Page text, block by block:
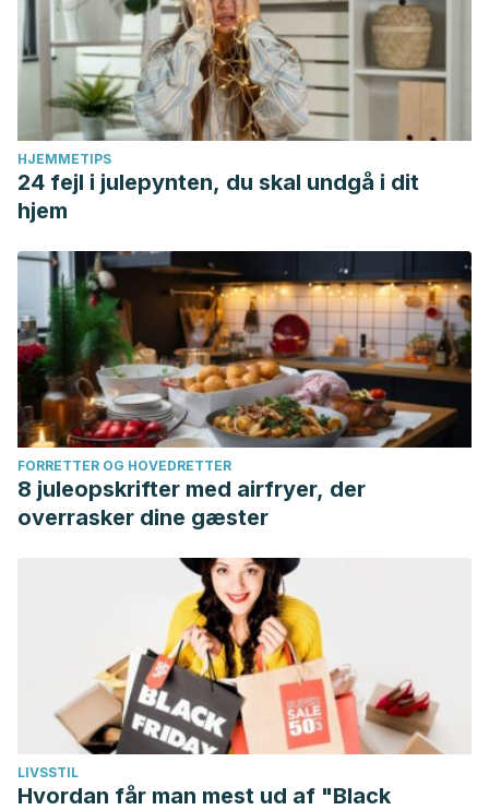
HJEMMETIPS
24 fejl i julepynten, du skal undgå i dit
hjem
FORRETTER OG HOVEDRETTER
8 juleopskrifter med airfryer, der
overrasker dine gæster
LIVSSTIL
Hvordan får man mest ud af "Black